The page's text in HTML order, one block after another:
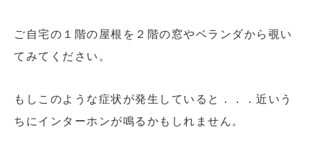
ご自宅の１階の屋根を２階の窓やベランダから覗い
てみてください。
もしこのような症状が発生していると．．．近いう
ちにインターホンが鳴るかもしれません。